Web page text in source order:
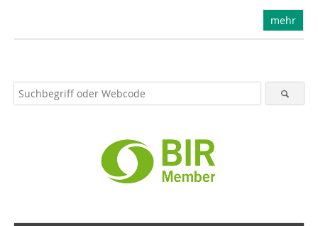
mehr